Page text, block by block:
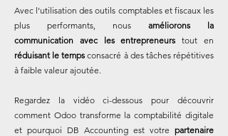
Avec l'utilisation des outils comptables et fiscaux les
plus performants, nous améliorons la
communication avec les entrepreneurs tout en
réduisant le temps consacré à des tâches répétitives
à faible valeur ajoutée.
Regardez la vidéo ci-dessous pour découvrir
comment Odoo transforme la comptabilité digitale
et pourquoi DB Accounting est votre partenaire